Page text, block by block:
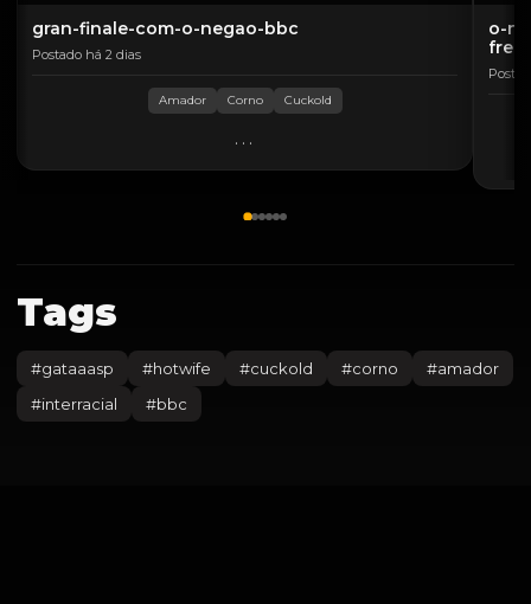
gran-finale-com-o-negao-bbc
Postado há 2 dias
Amador Corno Cuckold
...
o-
Tags
#gataaasp #hotwife #cuckold #corno #amador
#interracial #bbc